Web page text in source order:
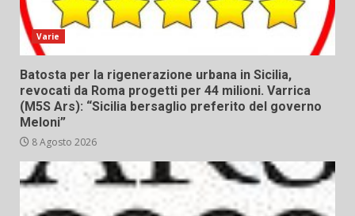
Varie
Batosta per la rigenerazione urbana in Sicilia,
revocati da Roma progetti per 44 milioni. Varrica
(M5S Ars): “Sicilia bersaglio preferito del governo
Meloni”
8 Agosto 2026